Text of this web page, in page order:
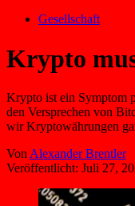
Gesellschaft
Krypto
Krypto ist ein Symptom
den Versprechen von
wir Kryptowährungen
Von Alexander Brentler
Veröffentlicht: Juli 27,